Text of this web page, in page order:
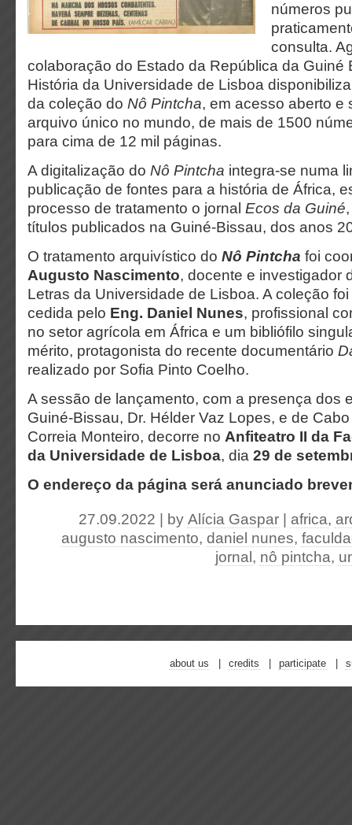
números
consulta.
colaboração do Estado da República da Guiné
História da Universidade de Lisboa
da coleção do Nô Pintcha, em acesso aberto e
arquivo único no mundo, de mais de 1500
para cima de 12 mil páginas.
A digitalização do Nô Pintcha integra-se numa
publicação de fontes para a história de África,
processo de tratamento o jornal Ecos da Guiné
títulos publicados na Guiné-Bissau, dos anos
O tratamento arquivístico do Nô Pintcha foi
Augusto Nascimento, docente e investigador
Letras da Universidade de Lisboa. A coleção
cedida pelo Eng. Daniel Nunes, profissional
no setor agrícola em África e um bibliófilo
mérito, protagonista do recente documentário
realizado por Sofia Pinto Coelho.
A sessão de lançamento, com a presença dos
Guiné-Bissau, Dr. Hélder Vaz Lopes, e de
Correia Monteiro, decorre no Anfiteatro II da
da Universidade de Lisboa, dia 29 de
O endereço da página será anunciado
27.09.2022 | by Alícia Gaspar africa,
augusto nascimento, daniel nunes,
jornal , nô pintcha,
about us credits participate